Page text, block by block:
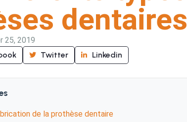
dentaires
25, 2019
Twitter Linkedin
de la prothèse dentaire